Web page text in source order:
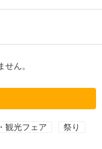
ん。
観光フェア 祭り